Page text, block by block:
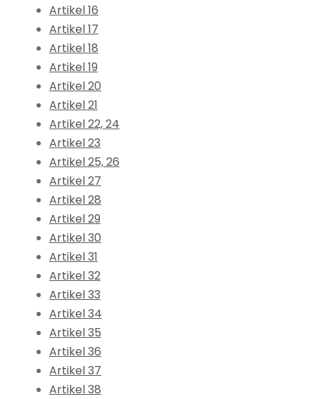
Artikel 16
Artikel 17
Artikel 18
Artikel 19
Artikel 20
Artikel 21
Artikel 22, 24
Artikel 23
Artikel 25, 26
Artikel 27
Artikel 28
Artikel 29
Artikel 30
Artikel 31
Artikel 32
Artikel 33
Artikel 34
Artikel 35
Artikel 36
Artikel 37
Artikel 38